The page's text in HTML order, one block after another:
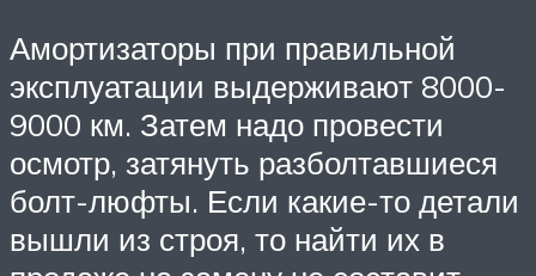
Амортизаторы при правильной
эксплуатации выдерживают 8000-
9000 км. Затем надо провести
осмотр, затянуть разболтавшиеся
болт-люфты. Если какие-то детали
вышли из строя, то найти их в